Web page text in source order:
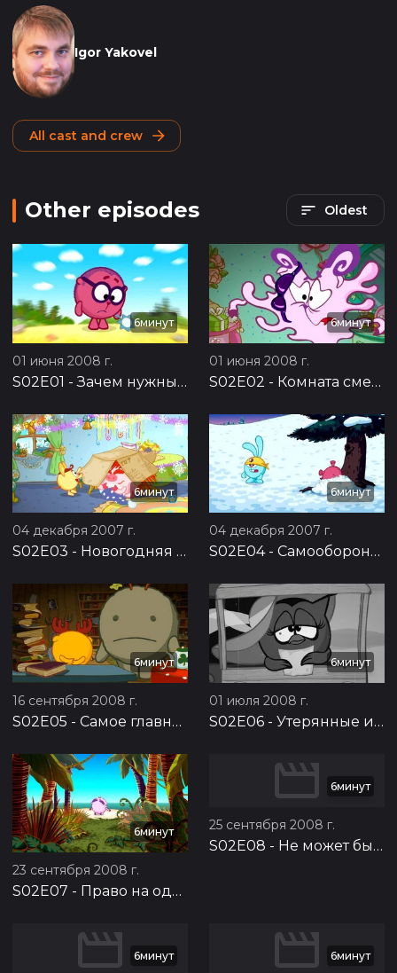
Igor Yakovel
All cast and crew
Other episodes Oldest
6минут
01 июня 2008 г.
S02E01 - Зачем нужны друзья?
6минут
01 июня 2008 г.
S02E02 - Комната смеха
6минут
04 декабря 2007 г.
S02E03 - Новогодняя почта
6минут
04 декабря 2007 г.
S02E04- Самооборона без противника
6минут
16 сентября 2008 г.
S02E05 - Самое главное
6минут
01 июля 2008 г.
S02E06 - Утерянные извинения
6минут
23 сентября 2008 г.
S02E07 - Право на одиночество
6минут
25 сентября 2008 г.
S02E08 - Не может быть
6минут 6минут